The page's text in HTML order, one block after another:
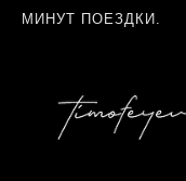
МИНУТ ПОЕЗДКИ.